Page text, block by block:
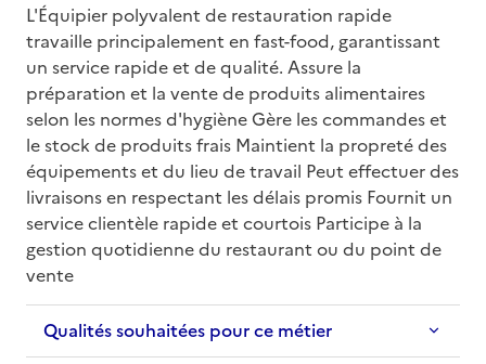
L'Équipier polyvalent de restauration rapide
travaille principalement en fast-food, garantissant
un service rapide et de qualité. Assure la
préparation et la vente de produits alimentaires
selon les normes d'hygiène Gère les commandes et
le stock de produits frais Maintient la propreté des
équipements et du lieu de travail Peut effectuer des
livraisons en respectant les délais promis Fournit un
service clientèle rapide et courtois Participe à la
gestion quotidienne du restaurant ou du point de
vente
Qualités souhaitées pour ce métier